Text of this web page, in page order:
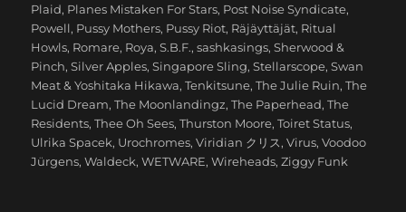
Plaid, Planes Mistaken For Stars, Post Noise Syndicate,
Powell, Pussy Mothers, Pussy Riot, Räjäyttäjät, Ritual
Howls, Romare, Roya,S.B.F.,sashkasings,Sherwood &
Pinch,Silver Apples,Singapore Sling,Stellarscope,Swan
Meat & Yoshitaka Hikawa,Tenkitsune,The Julie Ruin,The
Lucid Dream,The Moonlandingz,The Paperhead,The
Residents,Thee Oh Sees,Thurston Moore,Toiret Status,
Ulrika Spacek, Urochromes,Viridian クリス,Virus,Voodoo
Jürgens,Waldeck,WETWARE,Wireheads,Ziggy Funk